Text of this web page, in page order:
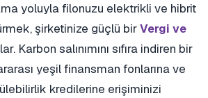
yoluyla filonuzu elektrikli ve hibrit
şirketinize güçlü birVergi ve
Karbon salınımını sıfıra indiren bir
yeşil finansman fonlarına ve
kredilerine erişiminizi